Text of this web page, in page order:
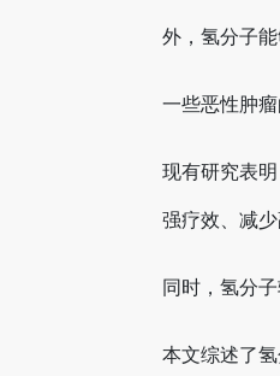
外，氢分子
一些恶性肿
现有研究表
强疗效、减少
同时，氢分
本文综述了